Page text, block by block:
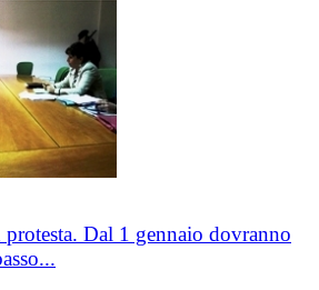
Dal 1 gennaio dovranno